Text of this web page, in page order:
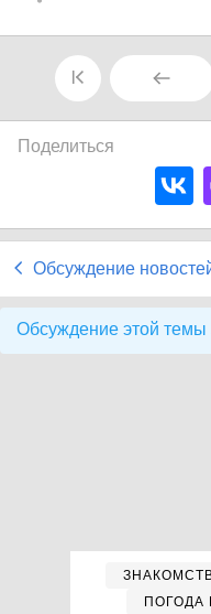
Поделиться
Обсуждение
Обсуждение этой
ПОГОДА